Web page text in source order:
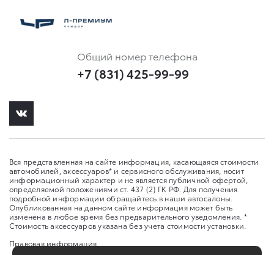
Общий номер телефона
+7 (831) 425-99-99
Вся представленная на сайте информация, касающаяся стоимости
автомобилей, аксессуаров* и сервисного обслуживания, носит
информационный характер и не является публичной офертой,
определяемой положениями ст. 437 (2) ГК РФ. Для получения
подробной информации обращайтесь в наши автосалоны.
Опубликованная на данном сайте информация может быть
изменена в любое время без предварительного уведомления. *
Стоимость аксессуаров указана без учета стоимости установки.
Правовая информация